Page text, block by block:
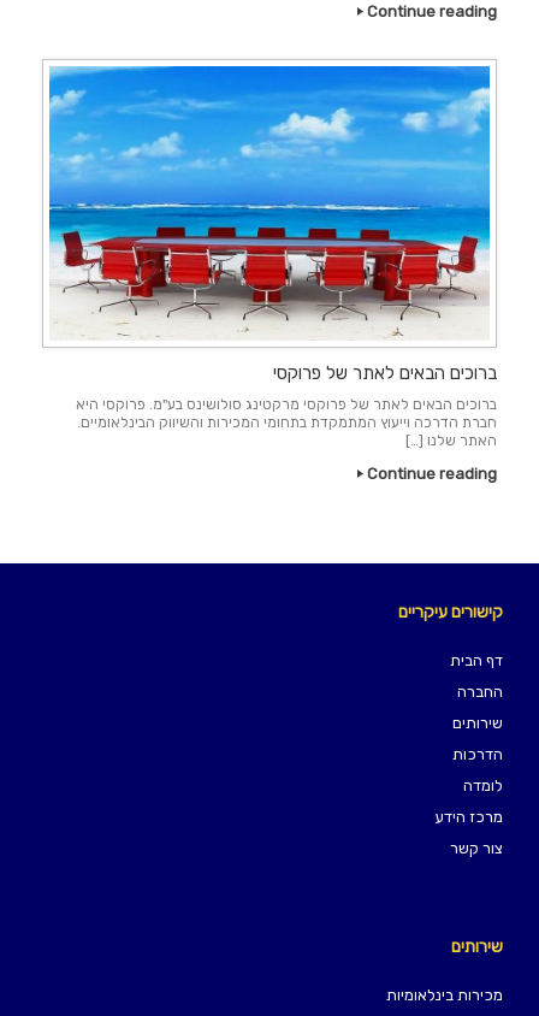
Continue reading
ברוכים הבאים לאתר של פרוקסי
ברוכים הבאים לאתר של פרוקסי מרקטינג סולושינס בע"מ. פרוקסי היא
חברת הדרכה וייעוץ המתמקדת בתחומי המכירות והשיווק הבינלאומיים.
האתר שלנו […]
Continue reading
שירותים
מכירות בינלאומיות
קישורים עיקריים
דף הבית
החברה
שירותים
הדרכות
לומדה
מרכז הידע
צור קשר